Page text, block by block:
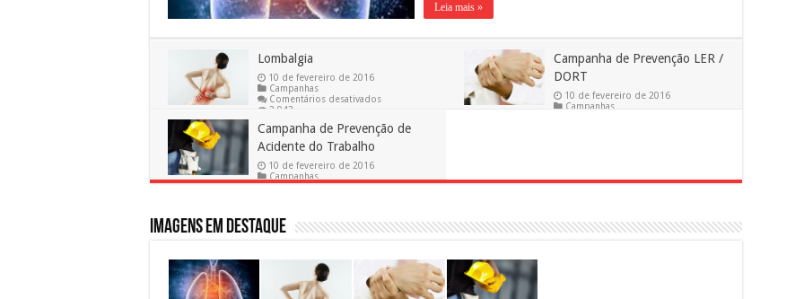
Leia mais »
Lombalgia
10 de fevereiro de 2016
Campanhas
Comentários desativadosem
2,943
Campanha de Prevenção LER /
DORT
10 de fevereiro de 2016
Campanhas
DORT
Campanha de Prevenção de
Acidente do Trabalho
10 de fevereiro de 2016
Campanhas
em
de
Trabalho
Imagens em destaque